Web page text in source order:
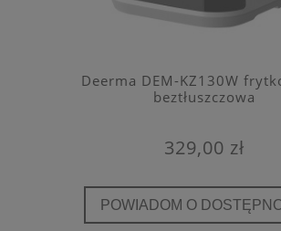
Deerma DEM-KZ130W
beztłuszczowa
329,00 zł
POWIADOM O